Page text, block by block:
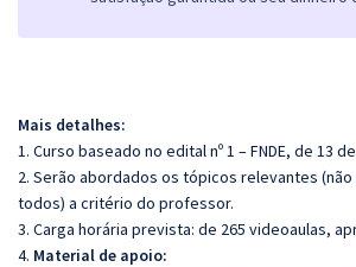
Mais detalhes:
1. Curso baseado no edital nº 1 – FNDE, de 13
2. Serão abordados os tópicos relevantes
todos) a critério do professor.
3. Carga horária prevista: de 265 videoaulas,
4. Material de apoio: